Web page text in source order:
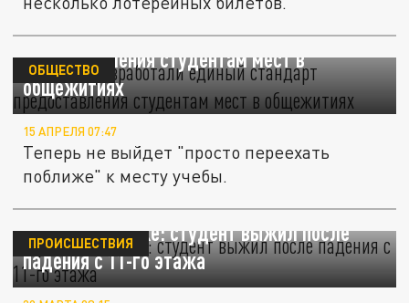
В России разработали единый стандарт
предоставления студентам мест в
общежитиях
ОБЩЕСТВО
15 АПРЕЛЯ 07:47
Теперь не выйдет "просто переехать
поближе" к месту учебы.
Чудо в Бауманке: студент выжил после
падения с 11-го этажа
ПРОИСШЕСТВИЯ